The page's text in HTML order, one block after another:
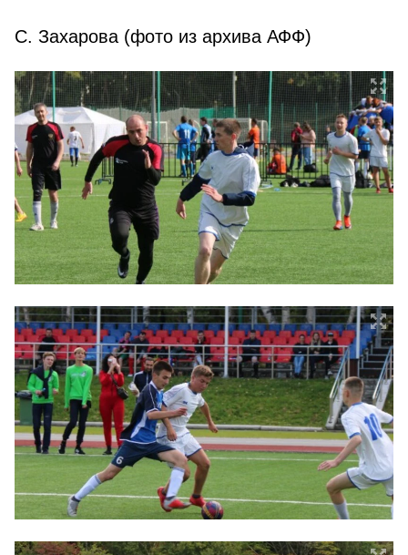
С. Захарова (фото из архива АФФ)